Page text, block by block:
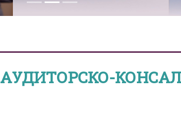
АУДИТОРСКО-